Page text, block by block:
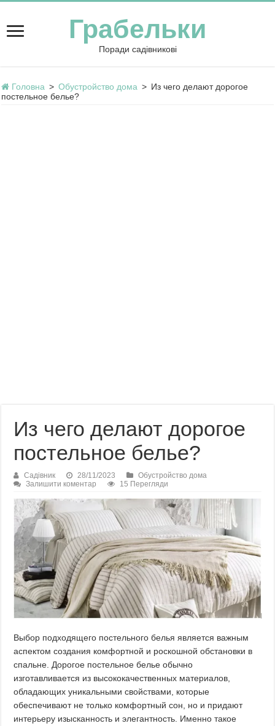
Грабельки
Поради садівникові
Головна > Обустройство дома > Из чего делают дорогое
постельное белье?
Из чего делают дорогое
постельное белье?
Садівник 28/11/2023
Обустройство дома
Залишити коментар
15 Перегляди
Выбор подходящего постельного белья является важным
аспектом создания комфортной и роскошной обстановки в
спальне. Дорогое постельное белье обычно
изготавливается из высококачественных материалов,
обладающих уникальными свойствами, которые
обеспечивают не только комфортный сон, но и придают
интерьеру изысканность и элегантность. Именно такое